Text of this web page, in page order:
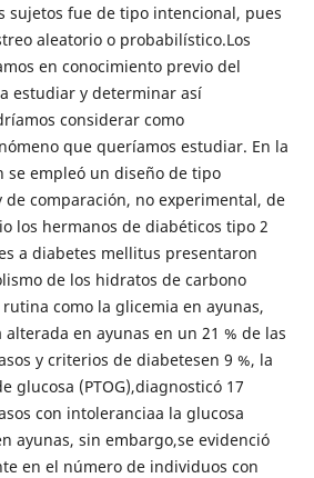
sujetos fue de tipo intencional, pues
aleatorio o probabilístico.Los
en conocimiento previo del
estudiar y determinar así
considerar como
que queríamos estudiar. En la
se empleó un diseño de tipo
comparación, no experimental, de
los hermanos de diabéticos tipo 2
a diabetes mellitus presentaron
de los hidratos de carbono
como la glicemia en ayunas,
en ayunas en un 21 % de las
y criterios de diabetesen 9 %, la
glucosa (PTOG),diagnosticó 17
con intoleranciaa la glucosa
ayunas, sin embargo,se evidenció
en el número de individuos con